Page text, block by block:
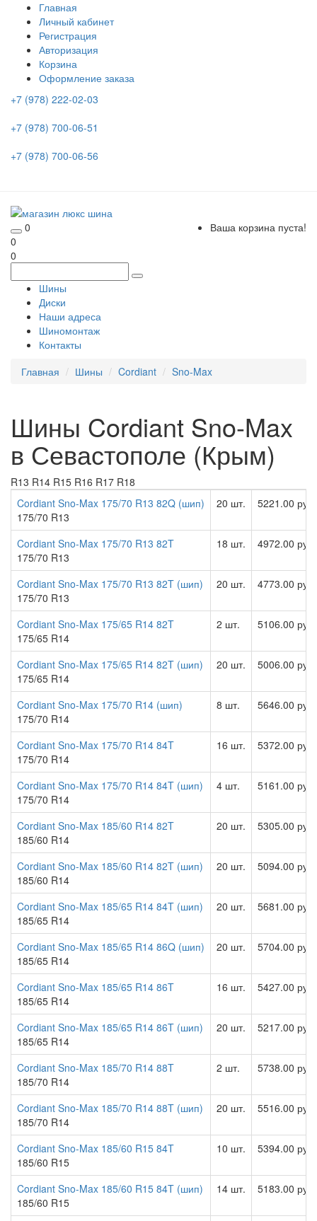
Главная
Личный кабинет
Регистрация
Авторизация
Корзина
Оформление заказа
+7 (978) 222-02-03
+7 (978) 700-06-51
+7 (978) 700-06-56
0
Ваша корзина пуста!
0
0
Шины
Диски
Наши адреса
Шиномонтаж
Контакты
Главная
Шины Cordiant Sno-Max
Шины Cordiant Sno-Max
в Севастополе (Крым)
R13 R14 R15 R16 R17 R18
Cordiant Sno-Max 175/70 R13 82Q (шип)
175/70 R13
20 шт. 5221.00 руб
Cordiant Sno-Max 175/70 R13 82T
175/70 R13
18 шт. 4972.00 руб
Cordiant Sno-Max 175/70 R13 82T (шип)
175/70 R13
20 шт. 4773.00 руб
Cordiant Sno-Max 175/65 R14 82T
175/65 R14
2 шт. 5106.00 руб
Cordiant Sno-Max 175/65 R14 82T (шип)
175/65 R14
20 шт. 5006.00 руб
Cordiant Sno-Max 175/70 R14 (шип)
175/70 R14
8 шт. 5646.00 руб
Cordiant Sno-Max 175/70 R14 84T
175/70 R14
16 шт. 5372.00 руб
Cordiant Sno-Max 175/70 R14 84T (шип)
175/70 R14
4 шт. 5161.00 руб
Cordiant Sno-Max 185/60 R14 82T
185/60 R14
20 шт. 5305.00 руб
Cordiant Sno-Max 185/60 R14 82T (шип)
185/60 R14
20 шт. 5094.00 руб
Cordiant Sno-Max 185/65 R14 84T (шип)
185/65 R14
20 шт. 5681.00 руб
Cordiant Sno-Max 185/65 R14 86Q (шип)
185/65 R14
20 шт. 5704.00 руб
Cordiant Sno-Max 185/65 R14 86T
185/65 R14
16 шт. 5427.00 руб
Cordiant Sno-Max 185/65 R14 86T (шип)
185/65 R14
20 шт. 5217.00 руб
Cordiant Sno-Max 185/70 R14 88T
185/70 R14
2 шт. 5738.00 руб
Cordiant Sno-Max 185/70 R14 88T (шип)
185/70 R14
20 шт. 5516.00 руб
Cordiant Sno-Max 185/60 R15 84T
185/60 R15
10 шт. 5394.00 руб
Cordiant Sno-Max 185/60 R15 84T (шип)
185/60 R15
14 шт. 5183.00 руб